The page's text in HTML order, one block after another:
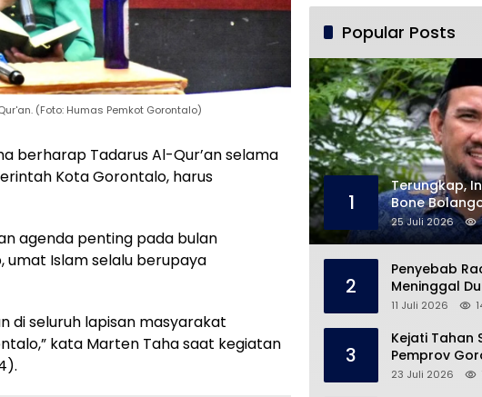
(Foto: Humas Pemkot Gorontalo)
berharap Tadarus Al-Qur’an selama
Kota Gorontalo, harus
agenda penting pada bulan
umat Islam selalu berupaya
di seluruh lapisan masyarakat
kata Marten Taha saat kegiatan
dan Pencabulan
Popular Posts
1
Terungkap,
Bone
Kades Toto
25 Juli 2026
2
Penyebab
Meninggal
Ungkap
11 Juli 2026
3
Kejati Tahan
Pemprov
Dugaan
23 Juli 2026